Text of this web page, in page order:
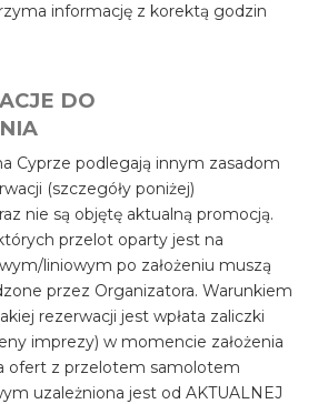
informację z korektą godzin
DO
Cyprze podlegają innym zasadom
(szczegóły poniżej)
nie są objętę aktualną promocją.
przelot oparty jest na
liniowym po założeniu muszą
przez Organizatora. Warunkiem
rezerwacji jest wpłata zaliczki
imprezy) w momencie założenia
ofert z przelotem samolotem
uzależniona jest od AKTUALNEJ